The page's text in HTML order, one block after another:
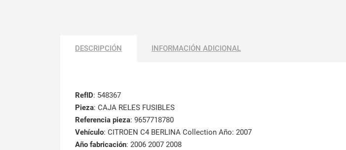
DESCRIPCIÓN INFORMACIÓN ADICIONAL
RefID: 548367
Pieza: CAJA RELES FUSIBLES
Referencia pieza: 9657718780
Vehículo: CITROEN C4 BERLINA Collection Año: 2007
Año fabricación: 2006 2007 2008